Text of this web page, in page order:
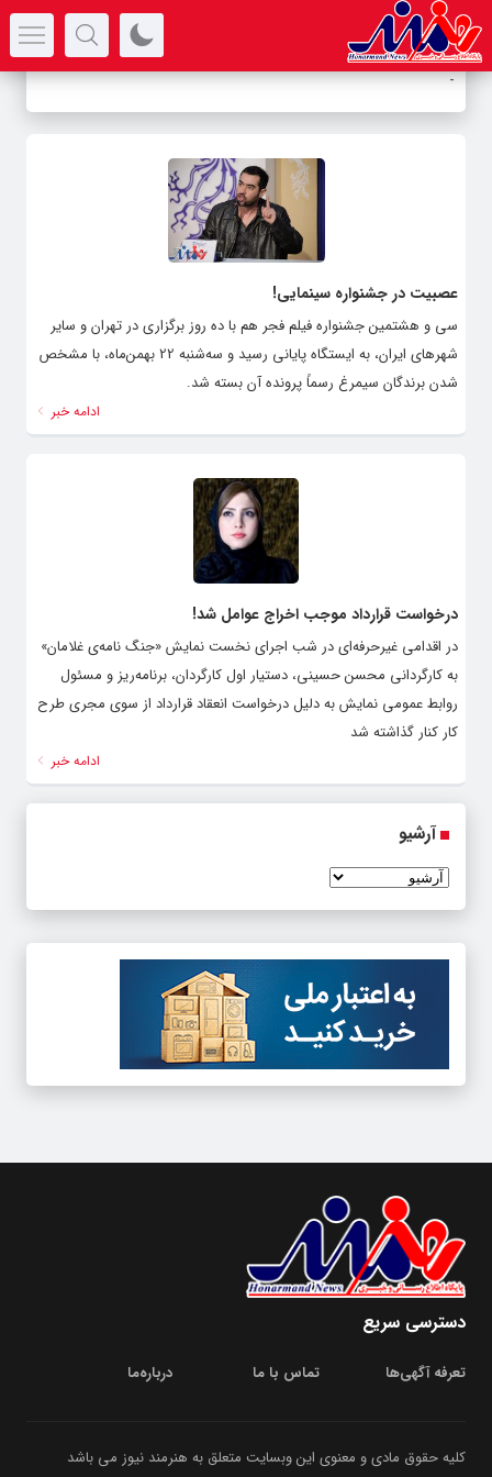
-
عصبیت در جشنواره سینمایی!
سی و هشتمین جشنواره فیلم فجر هم با ده روز برگزاری در تهران و سایر
شهرهای ایران، به ایستگاه پایانی رسید و سه‌شنبه 22 بهمن‌ماه، با مشخص
شدن برندگان سیمرغ رسماً پرونده آن بسته شد.
ادامه خبر
درخواست قرارداد موجب اخراج عوامل شد‍!
در اقدامی غیرحرفه‌ای در شب اجرای نخست نمایش «جنگ نامه‌ی غلامان»
به کارگردانی محسن حسینی، دستیار اول کارگردان، برنامه‌ریز و مسئول
روابط عمومی نمایش به دلیل درخواست انعقاد قرارداد از سوی مجری طرح
کار کنار گذاشته شد
ادامه خبر
آرشیو
دسترسی سریع
تعرفه آگهی‌ها تماس با ما درباره‌‌ما
کلیه حقوق مادی و معنوی این وبسایت متعلق به هنرمند نیوز می باشد